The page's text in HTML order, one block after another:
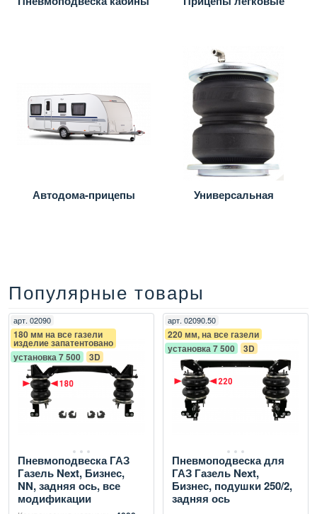
Автодома-прицепы Универсальная
Популярные товары
арт. 02090
180 мм на все газели
изделие запатентовано
установка 7 500
3D
Пневмоподвеска ГАЗ
Газель Next, Бизнес,
NN, задняя ось, все
модификации
арт. 02090.50
220 мм, на все газели
установка 7 500
3D
Пневмоподвеска для
ГАЗ Газель Next,
Бизнес, подушки 250/2,
задняя ось